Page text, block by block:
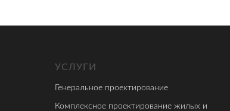
УСЛУГИ
Генеральное проектирование
Комплексное проектирование жилых и